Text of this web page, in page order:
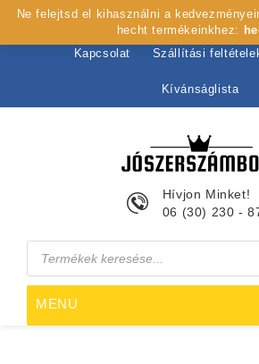
Kezdőlap Rólunk Webshop
Kapcsolat Szállítási
Kívánságlista
Hívjon Minket!
06 (30) 230 -
Products
search
MENU
Ne felejtsd el kihasználni a
hecht termékeinkhez: